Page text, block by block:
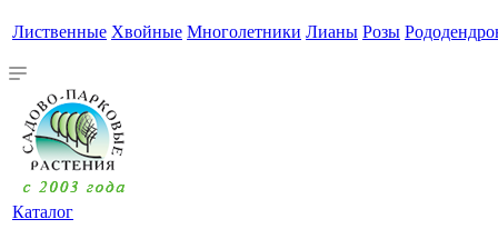
Лиственные Хвойные Многолетники Лианы Розы
Каталог